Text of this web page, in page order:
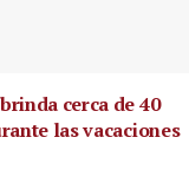
cerca de 40
las vacaciones